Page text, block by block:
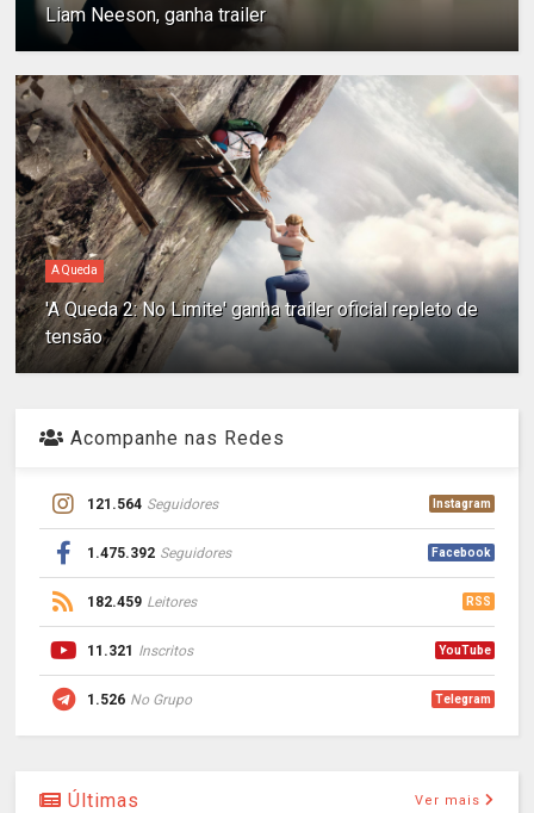
Liam Neeson, ganha trailer
A Queda
'A Queda 2: No Limite' ganha trailer oficial repleto de
tensão
Acompanhe nas Redes
121.564 Seguidores Instagram
1.475.392 Seguidores Facebook
182.459 Leitores RSS
11.321 Inscritos YouTube
1.526 No Grupo Telegram
Últimas Ver mais